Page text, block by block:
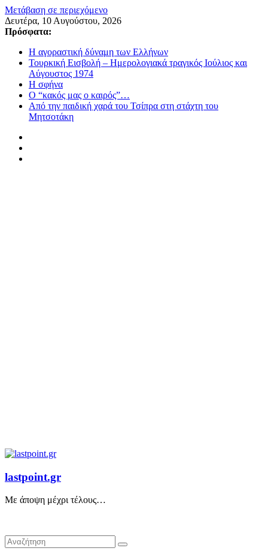
Μετάβαση σε περιεχόμενο
Δευτέρα, 10 Αυγούστου, 2026
Πρόσφατα:
Η αγοραστική δύναμη των Ελλήνων
Τουρκική Εισβολή – Ημερολογιακά τραγικός Ιούλιος και
Αύγουστος 1974
Η σφήνα
Ο “κακός μας ο καιρός”…
Από την παιδική χαρά του Τσίπρα στη στάχτη του
Μητσοτάκη
lastpoint.gr
Με άποψη μέχρι τέλους…